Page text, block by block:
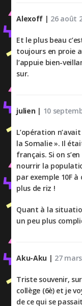
Alexoff | 26 août
Et le plus beau
toujours en proie
l’appuie bien-
sur.
julien | 10
L’opération
la Somalie ». Il
français. Si on
nourrir la
par exemple 10F
plus de riz !
Quant à la
un peu plus
Aku-Aku | 27
Triste souvenir,
collège (6è) et je
de ce qui se